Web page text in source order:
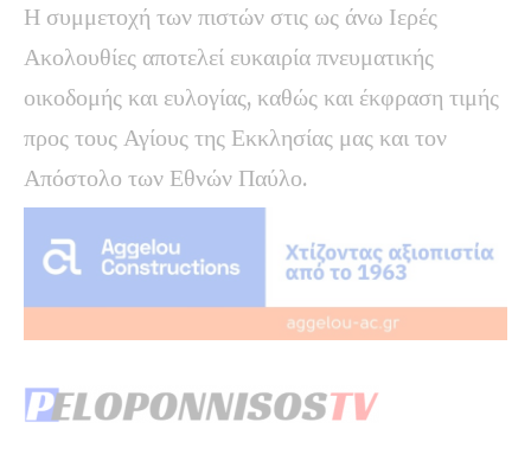
Η συμμετοχή των πιστών στις ως άνω Ιερές
Ακολουθίες αποτελεί ευκαιρία πνευματικής
οικοδομής και ευλογίας, καθώς και έκφραση τιμής
προς τους Αγίους της Εκκλησίας μας και τον
Απόστολο των Εθνών Παύλο.